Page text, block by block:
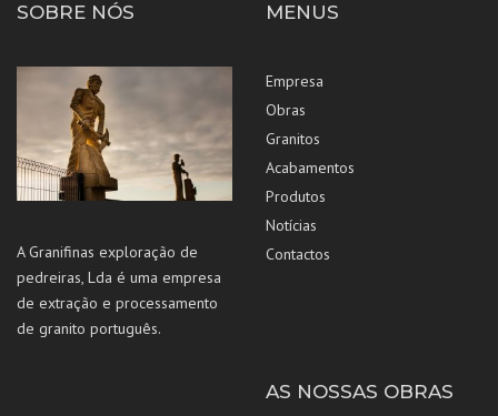
SOBRE NÓS
A Granifinas exploração de
pedreiras, Lda é uma empresa
de extração e processamento
de granito português.
MENUS
Empresa
Obras
Granitos
Acabamentos
Produtos
Notícias
Contactos
AS NOSSAS OBRAS